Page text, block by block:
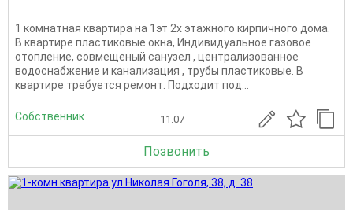
1 комнатная квартира на 1эт 2х этажного кирпичного дома.
В квартире пластиковые окна, Индивидуальное газовое
отопление, совмещеный санузел , централизованное
водоснабжение и канализация , трубы пластиковые. В
квартире требуется ремонт. Подходит под...
Собственник 11.07
Позвонить